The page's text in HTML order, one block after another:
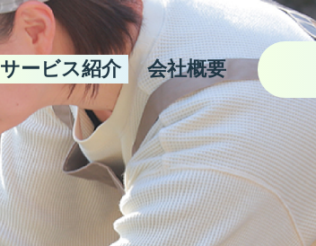
サービス紹介 会社概要